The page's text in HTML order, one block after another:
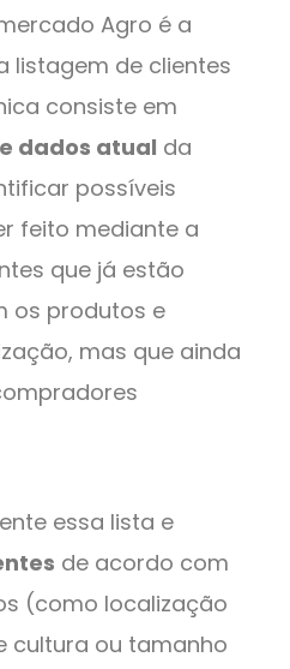
Agro é a
listagem de clientes
consiste em
dados atual da
possíveis
feito mediante a
que já estão
os produtos e
mas que ainda
essa lista e
de acordo com
(como localização
cultura ou tamanho